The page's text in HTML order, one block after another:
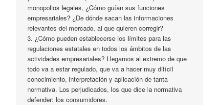
monopolios legales, ¿Cómo guían sus funciones
empresariales? ¿De dónde sacan las informaciones
relevantes del mercado, al que quieren corregir?
3. ¿Cómo pueden establecerse los límites para las
regulaciones estatales en todos los ámbitos de las
actividades empresariales? Llegamos al extremo de que
todo va a estar regulado, que va a hacer muy difícil
conocimiento, interpretación y aplicación de tanta
normativa. Los perjudicados, los que dice la normativa
defender: los consumidores.